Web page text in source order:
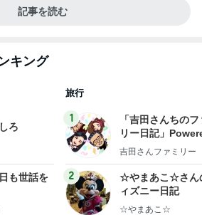
記事を読む
キング
ろ
も世話を
旅行
1
「吉田さんちの
リー日記」
y Ameba 吉田さ
ログ
吉田さんファミリー
2
☆やまあこ☆さん
ィズニー日記
☆やまあこ☆